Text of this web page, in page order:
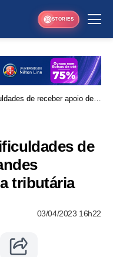
STORIES
de receber apoio de
de
tributária
03/04/2023 16h22